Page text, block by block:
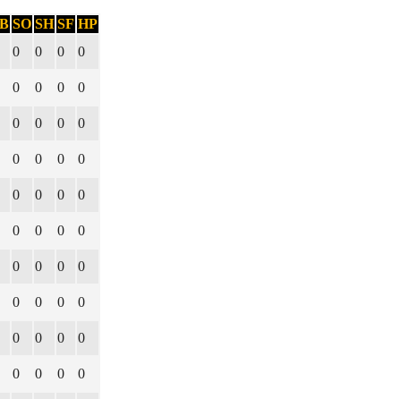
SO SH SF HP
0 0 0
0
0 0 0
0
0 0 0
0
0 0 0
0
0 0 0
0
0 0 0
0
0 0 0
0
0 0 0
0
0 0 0
0
0 0 0
0